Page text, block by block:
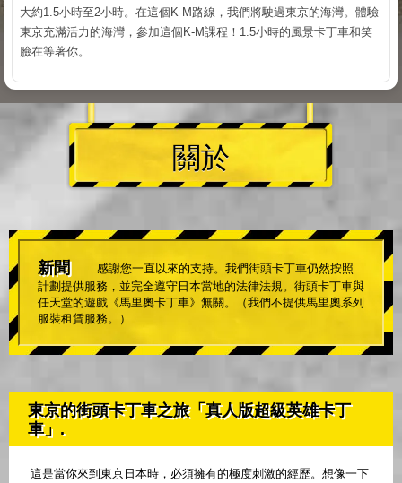
大約1.5小時至2小時。在這個K-M路線，我們將駛過東京的海灣。體驗
東京充滿活力的海灣，參加這個K-M課程！1.5小時的風景卡丁車和笑
臉在等著你。
關於
新聞
感謝您一直以來的支持。我們街頭卡丁車仍然按照
計劃提供服務，並完全遵守日本當地的法律法規。街頭卡丁車與
任天堂的遊戲《馬里奧卡丁車》無關。（我們不提供馬里奧系列
服裝租賃服務。）
東京的街頭卡丁車之旅「真人版超級英雄卡丁
車」.
這是當你來到東京日本時，必須擁有的極度刺激的經歷。想像一下